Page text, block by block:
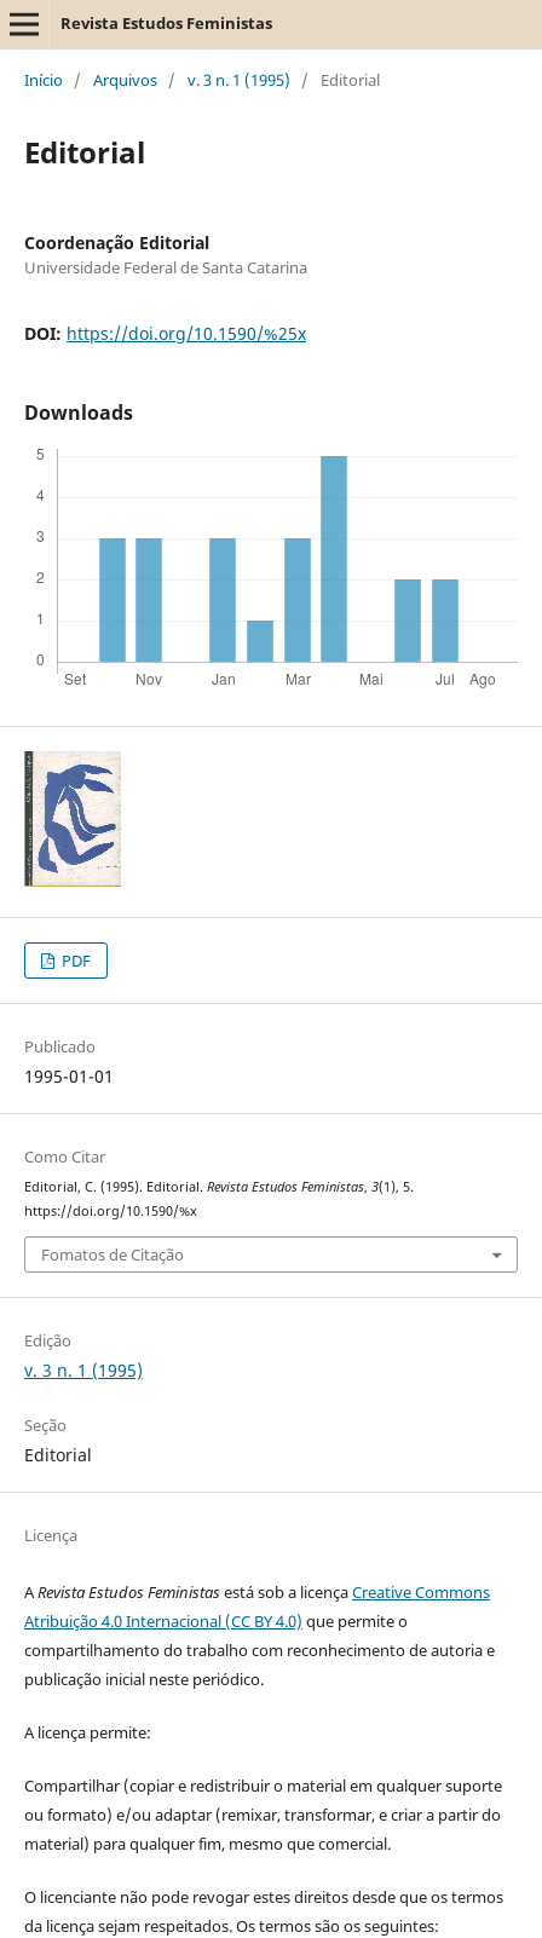
Revista Estudos Feministas
Início / Arquivos / v. 3 n. 1 (1995) / Editorial
Editorial
Coordenação Editorial
Universidade Federal de Santa Catarina
DOI: https://doi.org/10.1590/%25x
Downloads
PDF
Publicado
1995-01-01
Como Citar
Editorial, C. (1995). Editorial. Revista Estudos Feministas, 3(1), 5.
https://doi.org/10.1590/%x
Fomatos de Citação
Edição
v. 3 n. 1 (1995)
Seção
Editorial
Licença
ARevista Estudos Feministasestá sob a licençaCreative Commons
Atribuição 4.0 Internacional (CC BY 4.0) que permite o
compartilhamento do trabalho com reconhecimento de autoria e
publicação inicial neste periódico.
A licença permite:
Compartilhar (copiar e redistribuir o material em qualquer suporte
ou formato) e/ou adaptar (remixar, transformar, e criar a partir do
material) para qualquer fim, mesmo que comercial.
O licenciante não pode revogar estes direitos desde que os termos
da licença sejam respeitados. Os termos são os seguintes: